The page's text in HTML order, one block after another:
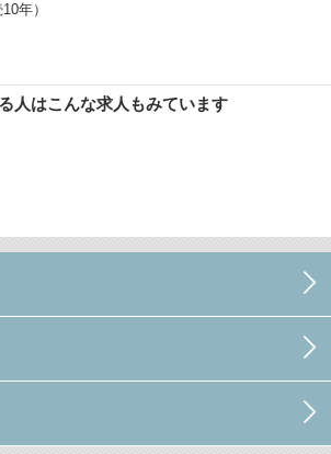
年）
人はこんな求人もみています